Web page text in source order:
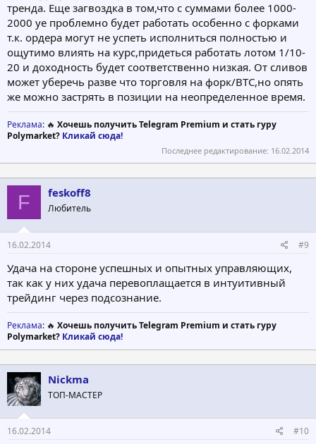
тренда. Еще загвоздка в том,что с суммами более 1000-
2000 уе проблемно будет работать особенно с форками
т.к. ордера могут не успеть исполниться полностью и
ощутимо влиять на курс,придеться работать лотом 1/10-
20 и доходность будет соответственно низкая. От сливов
может уберечь разве что торговля на форк/BTC,но опять
же можно застрять в позиции на неопределенное время.
Реклама: 🔥 Хочешь получить Telegram Premium и стать гуру
Polymarket? Кликай сюда!
Последнее редактирование: 16.02.2014
F feskoff8
Любитель
16.02.2014 #9
Удача на стороне успешных и опытных управляющих,
так как у них удача перевоплащается в интуитивный
трейдинг через подсознание.
Реклама: 🔥 Хочешь получить Telegram Premium и стать гуру
Polymarket? Кликай сюда!
Nickma
ТОП-МАСТЕР
16.02.2014 #10